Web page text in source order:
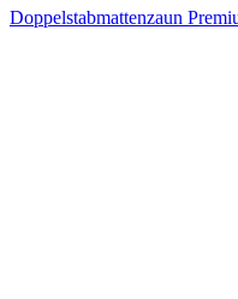
Doppelstabmattenzaun